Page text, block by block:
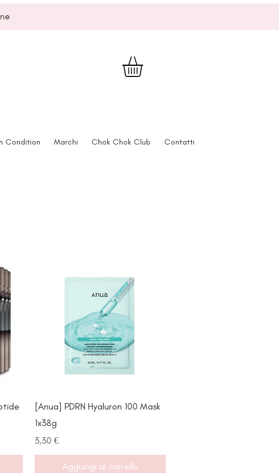
Condition Marchi Chok Chok Club Contatti
Vista rapida
[Anua] PDRN Hyaluron 100 Mask
1x38g
Prezzo
3,30 €
Aggiungi al carrello